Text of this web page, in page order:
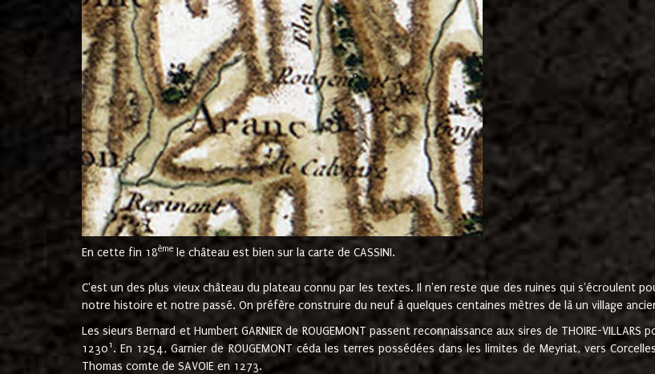
En cette fin 18ème le château est bien sur la carte de CASSINI.
C'est un des plus vieux château du plateau connu par les textes. Il n'en reste que des ruines qui s'écroulent
notre histoire et notre passé. On préfère construire du neuf à quelques centaines mètres de là un village
Les sieurs Bernard et Humbert GARNIER de ROUGEMONT passent reconnaissance aux sires de THOIRE-
12301 . En 1254, Garnier de ROUGEMONT céda les terres possédées dans les limites de Meyriat, vers
Thomas comte de SAVOIE en 1273.